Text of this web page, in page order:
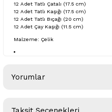
12 Adet Tatlı Çatalı (17.5 cm)
12 Adet Tatlı Kaşığı (17.5 cm)
12 Adet Tatlı Bıçağı (20 cm)
12 Adet Çay Kaşığı (11.5 cm)
Malzeme: Çelik
Yorumlar